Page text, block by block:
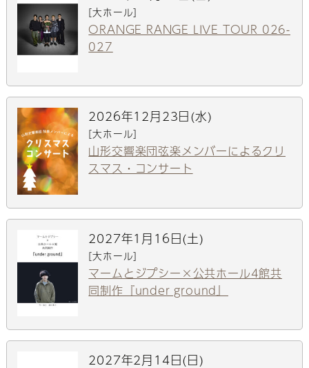
[大ホール]
ORANGE RANGE LIVE TOUR 026-
027
2026年12月23日(水)
[大ホール]
山形交響楽団弦楽メンバーによるクリ
スマス・コンサート
2027年1月16日(土)
[大ホール]
マームとジプシー×公共ホール4館共
同制作『under ground』
2027年2月14日(日)